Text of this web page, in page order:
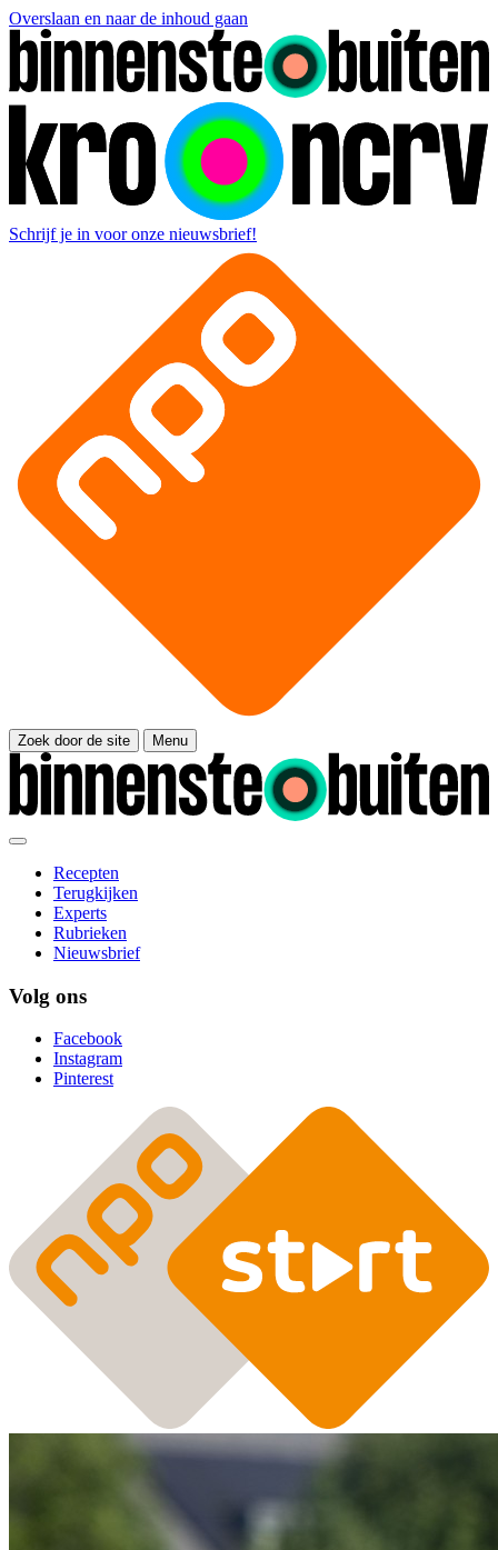
Overslaan en naar de inhoud gaan
Schrijf je in voor onze nieuwsbrief!
Zoek door de site Menu
Recepten
Terugkijken
Experts
Rubrieken
Nieuwsbrief
Volg ons
Facebook
Instagram
Pinterest